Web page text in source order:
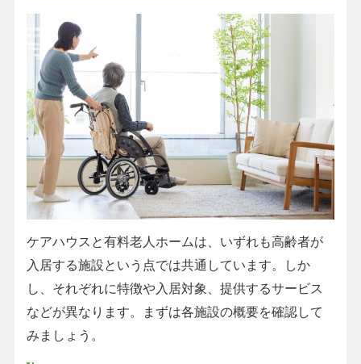
ケアハウスと有料老人ホームは、いずれも高齢者が
入居する施設という点では共通しています。しか
し、それぞれに特徴や入居対象、提供するサービス
などが異なります。まずは各施設の概要を確認して
みましょう。